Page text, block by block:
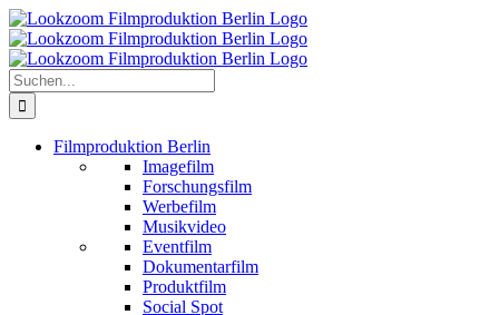
Zum
Inhalt
springen
Suche
nach:
Filmproduktion Berlin
Imagefilm
Forschungsfilm
Werbefilm
Musikvideo
Eventfilm
Dokumentarfilm
Produktfilm
Social Spot